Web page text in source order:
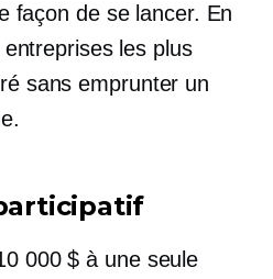
façon de se lancer. En
les plus
sans emprunter un
000 $ à une seule